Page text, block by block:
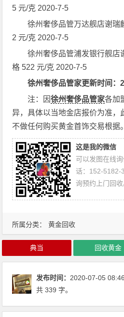
所属分类： 黄金回收
5 元/克 2020-7-5
徐州奢侈品管万达舰店谢瑞
2 元/克 2020-7-5
徐州奢侈品管浦发银行舰店
格 522 元/克 2020-7-5
徐州奢侈品管家更新时间：
注：因徐州奢侈品管家各加
异，具体以当地金店报价为准，
不做任何购买黄金首饰交易根据。
这是我的微信
可以发图在线
话：152-5182-
询预约上门回收
典当 回收黄金
发布时间： 2020-07-05
共 339 字。